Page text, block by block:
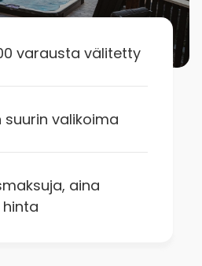
varausta välitetty
suurin valikoima
aina
hinta